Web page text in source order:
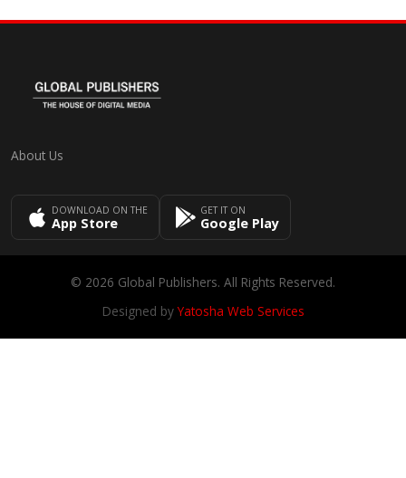
About Us
DOWNLOAD ON THE
App Store
GET IT ON
Google Play
© 2026 Global Publishers. All Rights Reserved.
Designed byYatosha Web Services